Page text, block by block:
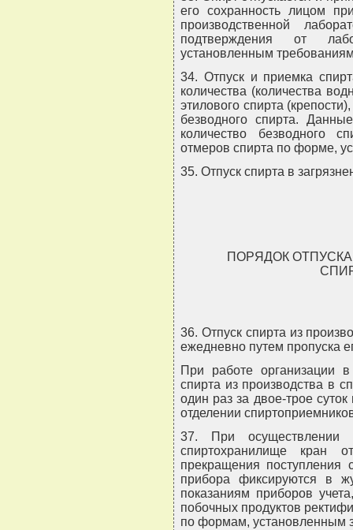
его сохранность лицом
производственной
подтверждения от
установленным
34. Отпуск и приемка
количества (количества
этилового спирта
безводного спирта.
количество безводного
отмеров спирта по форме,
35. Отпуск спирта в
ПОРЯДОК
36. Отпуск спирта из
ежедневно путем пропуска
При работе организации
спирта из производства в
один раз за двое-трое
отделении
37. При осуществлении
спиртохранилище кран
прекращения поступления
прибора фиксируются в
показаниям приборов
побочных продуктов
по формам, установленным